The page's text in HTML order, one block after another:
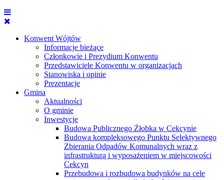
Konwent Wójtów
Informacje bieżące
Członkowie i Prezydium Konwentu
Przedstawiciele Konwentu w organizacjach
Stanowiska i opinie
Prezentacje
Gmina
Aktualności
O gminie
Inwestycje
Budowa Publicznego Żłobka w Cekcynie
Budowa kompleksowego Punktu Selektywnego
Zbierania Odpadów Komunalnych wraz z
infrastrukturą i wyposażeniem w miejscowości
Cekcyn
Przebudowa i rozbudowa budynków na cele